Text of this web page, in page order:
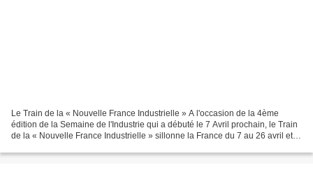
Le Train de la « Nouvelle France Industrielle » A l'occasion de la 4ème
édition de la Semaine de l'Industrie qui a débuté le 7 Avril prochain, le Train
de la « Nouvelle France Industrielle » sillonne la France du 7 au 26 avril et